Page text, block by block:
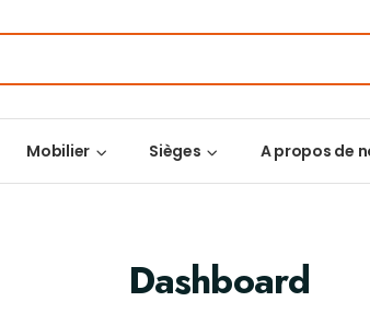
Mobilier Sièges A propos de
Dashboard